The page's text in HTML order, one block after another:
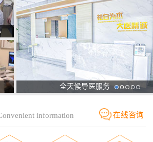
全天候导医服务
information 在线咨询